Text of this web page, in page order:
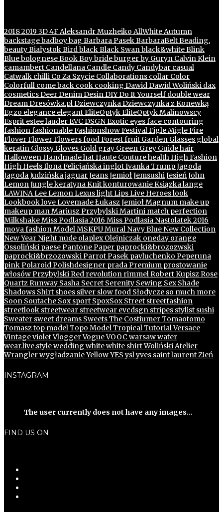
20182019 3D4FAleksandr Muzheiko AllWhiteAutumn
backstagebadboybag Barbara PasekBarbaraBeltBeading.
beautyBiałystokBirdblackBlack Swanblack&whiteBlink
BluebologneseBookBoybrideburgerby Guryn Calvin Klein
camambert Candellana Candle Candy Candybar casual
Catwalk chilli Co Za Szycie Collaborations collar Color
Colorfull come back cook cooking DawidDawid Woliński dax
cosmeticsDeerDenimDesinDIYDo It Yourself double wear
DreamDresówka.plDziewczynkaDziewczynka z Konewką
Egzo elegance elegantEliteOptykEliteOptyk Malinowscy
Esprit estee lauderEVC DSGNExotic eyesface contouring
fashionfashionableFashionshowFestivalFigle MigleFire
FloverFlowerFlowersfoodForestfruit Garden Glasses global
keratin Glossy Gloves Gold gray Green Grey Guidehair
Halloween Handmadehat Haute Couturehealth High Fashion
High HeelsIlona FelicjańskainglotIvanka TrumpJagoda
Jagoda JudzińskajaguarJeansJemiołJemsushiJesieńJohn
LemonJunglekeratynaKnitkonturowanieKsiązkalange
LAWINALeeLemonLexuslightLipsLive Heroeslook
LookbookloveLovemadeŁukasz JemiołMagnum make up
makeup manMariusz PrzybylskiMartini match perfection
MilkshakeMiss Podlasia 2016 Miss Podlasia Nastolatek 2016
mo.ya fashionModelMSKPUMural Navy Blue New Collection
New Year Night nude olaplexOlejniczak oneday orange
Ossoliński paesePantonePaper paprocki&brozozwski
paprocki&brzozowskiParrotPasek pavluchenko Peperuna
pinkPolaroidPolishdesigner pradaPremium prostowanie
włosówPrzybylskiRed revolution rimmelRobert KupiszRose
QuartzRunway Sasha Secret Serenity Sewing SexShade
Shadows Shirt shoes silver slow food Słodycze so much more
Soon Soutache Soxsport SpoxSoxStreet streetfashion
streetlook streetwear streetwear evcdsgn stripes stylist sushi
Sweater sweet dreams SweetsThe CostiumerTomaotomo
Tomasztop modelTopo ModelTropicalTutorialVersace
VintagevioletVloggerVogueVOOC warsawwater
wear.live.stylewedding whitewhite shirtWoliński Atelier
WranglerwygładzanieYellowYESyslyves saint laurentZień
INSTAGRAM
The user currently does not have any images...
FIND US ON